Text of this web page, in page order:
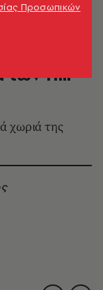
των Hill
χωριά της
Προσωπικών